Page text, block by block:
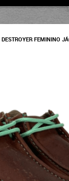
DESTROYER FEMININO